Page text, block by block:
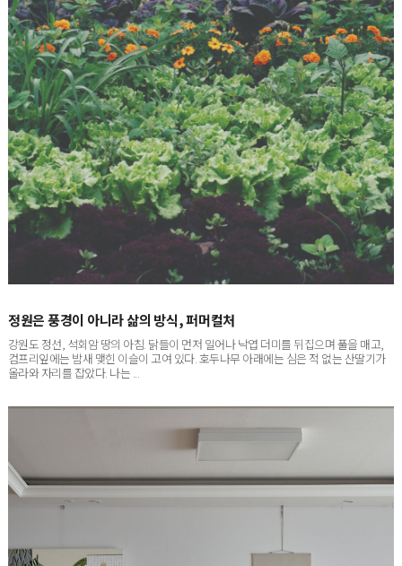
강원도 정선, 석회암 땅의 아침. 닭들이 먼저 일어나 낙엽 더미를 뒤집으며 풀을 매고,
컴프리잎에는 밤새 맺힌 이슬이 고여 있다. 호두나무 아래에는 심은 적 없는 산딸기가
올라와 자리를 잡았다. 나는 ...